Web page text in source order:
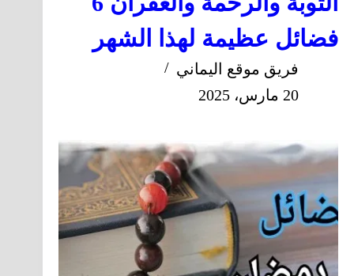
فضائل عظيمة لهذا الشهر
فريق موقع اليماني
20 مارس، 2025